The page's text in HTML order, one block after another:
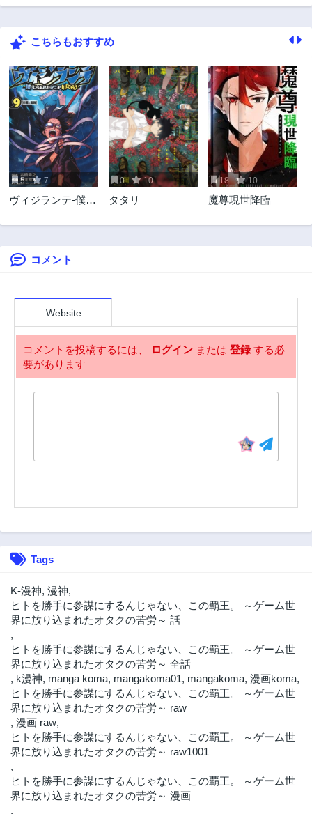
第31話 第31.1話
第31.2話
第30.1話
2年前
第30.2話
2年前
第30.3話
2年前
第29.1話
2年前
第29.2話
2年前
第29.3話
2年前
第28.1話
2年前
第28.2話
第28.3話 第27.1話
第27.2話
第26.1話
第26.3話
2年前
第25話
2年前
第25.1話
第23.3話
2年前
第22.2話
2年前 2年前
第21話 第21.1話
第21.2話
2年前
第21.3話
2年前
第20.1話
2年前
第20.2話
2年前
第20.3話
2年前
第19.1話
2年前
2年前 2年前
第18.1話 第18.2話
こちらもおすすめ
5 7
ヴィジランテ-僕の
ア ILLEGALS-
0 10
タタリ
18 10
魔尊現世降臨
コメント
Website
コメントを投稿するには、 ログイン または 登録する必
要があります
Tags
K-漫神, 漫神,
ヒトを勝手に参謀にするんじゃない、この覇王。 ～ゲーム世
界に放り込まれたオタクの苦労～ 話
,
ヒトを勝手に参謀にするんじゃない、この覇王。 ～ゲーム世
界に放り込まれたオタクの苦労～ 全話
, k漫神, manga koma, mangakoma01, mangakoma, 漫画koma,
ヒトを勝手に参謀にするんじゃない、この覇王。 ～ゲーム世
界に放り込まれたオタクの苦労～ raw
, 漫画 raw,
ヒトを勝手に参謀にするんじゃない、この覇王。 ～ゲーム世
界に放り込まれたオタクの苦労～ raw1001
,
ヒトを勝手に参謀にするんじゃない、この覇王。 ～ゲーム世
界に放り込まれたオタクの苦労～ 漫画
,